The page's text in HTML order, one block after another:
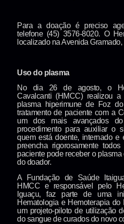
Para a doação é preciso
telefone (45) 3576-8020. O
localizado na Avenida
Uso do plasma
No dia 26 de agosto, o
Cavalcanti (HMCC) realizou a
plasma hiperimune de Foz
tratamento de paciente com a
um dos mais avançados
procedimento para auxiliar o
quem está doente, internado e
preencha rigorosamente
paciente pode receber o
do doador.
A Fundação de Saúde
HMCC e responsável pelo
Iguaçu, faz parte de uma
Hematologia e Hemoterapia do
um projeto-piloto de utilização
do sangue de curados do novo